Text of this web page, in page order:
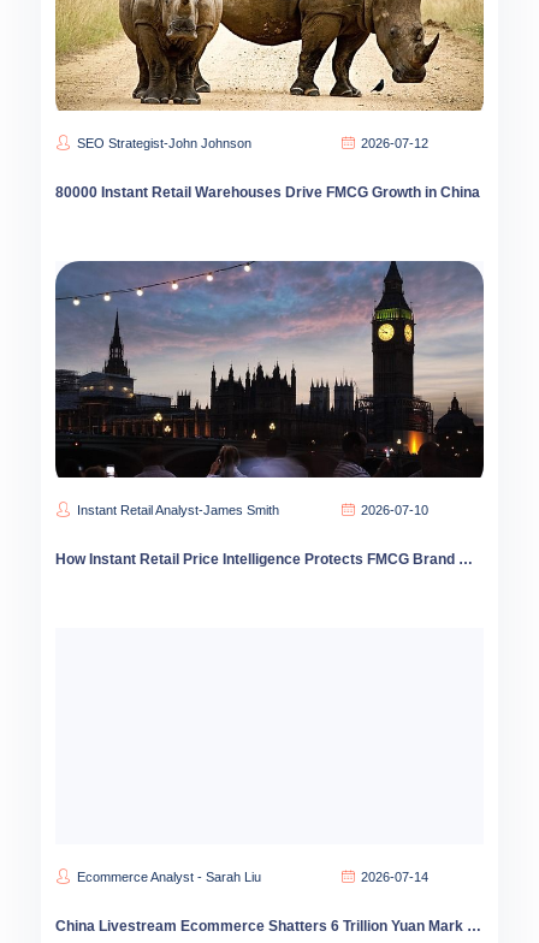
SEO Strategist-John Johnson 2026-07-12
80000 Instant Retail Warehouses Drive FMCG Growth in China
Instant Retail Analyst-James Smith 2026-07-10
How Instant Retail Price Intelligence Protects FMCG Brand Margins
Ecommerce Analyst - Sarah Liu 2026-07-14
China Livestream Ecommerce Shatters 6 Trillion Yuan Mark Amid Strategic Shift